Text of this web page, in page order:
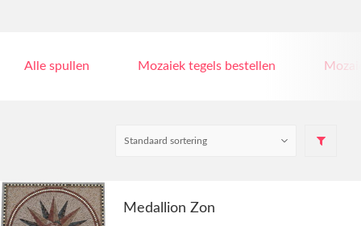
Alle spullen Mozaiek tegels bestellen
Medallion Zon